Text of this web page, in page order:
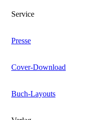
Service
Presse
Cover-Download
Buch-Layouts